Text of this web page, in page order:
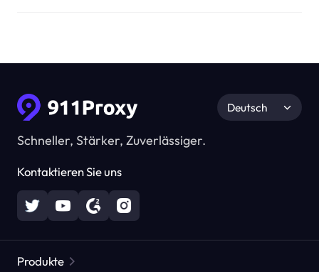
Schneller, Stärker, Zuverlässiger.
Kontaktieren Sie uns
Deutsch
Produkte